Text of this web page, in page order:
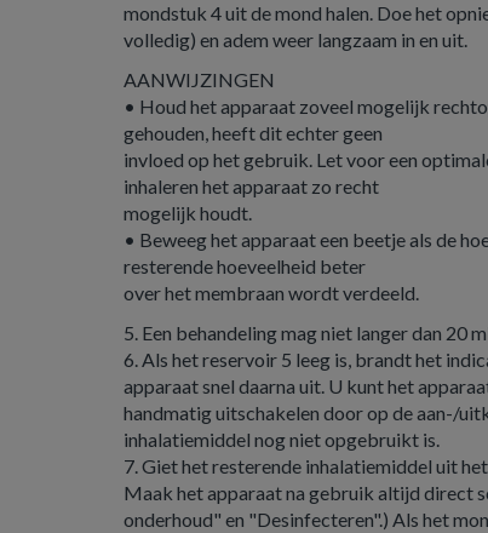
mondstuk 4 uit de mond halen. Doe het
volledig) en adem weer langzaam in en uit.
AANWIJZINGEN
• Houd het apparaat zoveel mogelijk
gehouden, heeft dit echter geen
invloed op het gebruik. Let voor een
inhaleren het apparaat zo recht
mogelijk houdt.
• Beweeg het apparaat een beetje als de
resterende hoeveelheid beter
over het membraan wordt verdeeld.
5. Een behandeling mag niet langer dan 20
6. Als het reservoir 5 leeg is, brandt het
apparaat snel daarna uit. U kunt het
handmatig uitschakelen door op de aan-/
inhalatiemiddel nog niet opgebruikt is.
7. Giet het resterende inhalatiemiddel uit
Maak het apparaat na gebruik altijd direct
onderhoud" en "Desinfecteren".) Als het